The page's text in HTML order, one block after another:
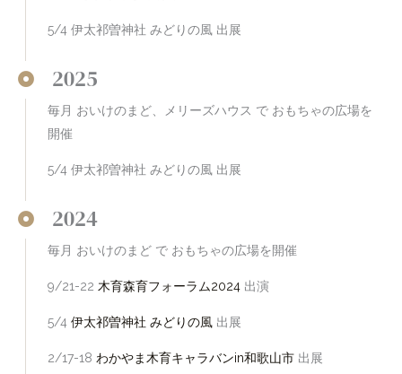
5/4 伊太祁曽神社 みどりの風 出展
2025
毎月 おいけのまど、メリーズハウス で おもちゃの広場を
開催
5/4 伊太祁曽神社 みどりの風 出展
2024
毎月 おいけのまど で おもちゃの広場を開催
9/21-22 木育森育フォーラム2024 出演
5/4 伊太祁曽神社 みどりの風 出展
2/17-18 わかやま木育キャラバンin和歌山市 出展